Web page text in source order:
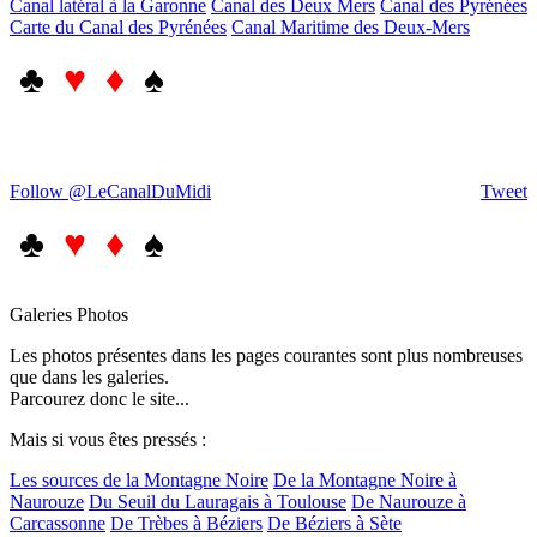
Canal latéral à la Garonne Canal des Deux Mers Canal des Pyrénées
Carte du Canal des Pyrénées Canal Maritime des Deux-Mers
♣ ♥ ♦ ♠
Tweet
Follow @LeCanalDuMidi
♣ ♥ ♦ ♠
Galeries Photos
Les photos présentes dans les pages courantes sont plus nombreuses
que dans les galeries.
Parcourez donc le site...
Mais si vous êtes pressés :
Les sources de la Montagne Noire De la Montagne Noire à
Naurouze Du Seuil du Lauragais à Toulouse De Naurouze à
Carcassonne De Trèbes à Béziers De Béziers à Sète